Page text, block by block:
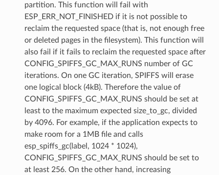
partition. This function will fail with
ESP_ERR_NOT_FINISHED if it is not possible to
reclaim the requested space (that is, not enough free
or deleted pages in the filesystem). This function will
also fail if it fails to reclaim the requested space after
CONFIG_SPIFFS_GC_MAX_RUNS number of GC
iterations. On one GC iteration, SPIFFS will erase
one logical block (4kB). Therefore the value of
CONFIG_SPIFFS_GC_MAX_RUNS should be set at
least to the maximum expected size_to_gc, divided
by 4096. For example, if the application expects to
make room for a 1MB file and calls
esp_spiffs_gc(label, 1024 * 1024),
CONFIG_SPIFFS_GC_MAX_RUNS should be set to
at least 256. On the other hand, increasing